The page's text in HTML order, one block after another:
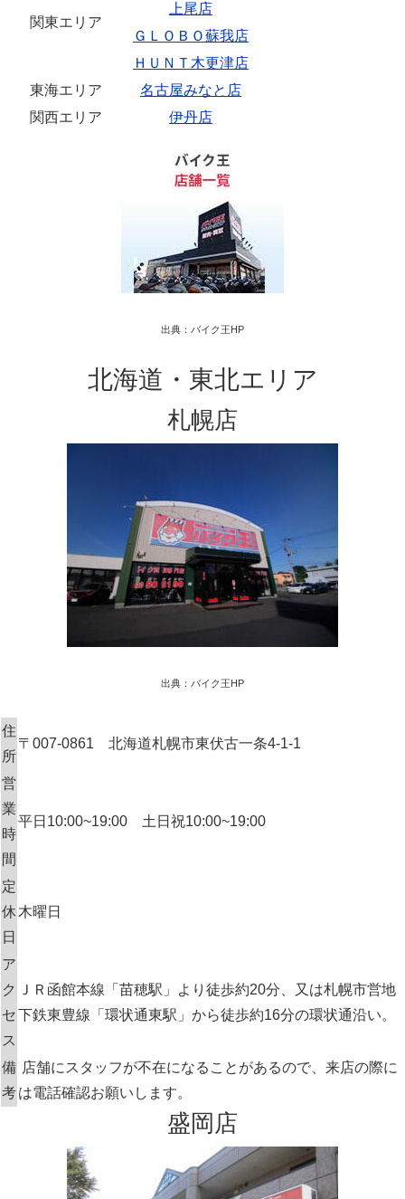
関東エリア
上尾店
ＧＬＯＢＯ蘇我店
ＨＵＮＴ木更津店
東海エリア
名古屋みなと店
関西エリア
伊丹店
出典：バイク王HP
北海道・東北エリア
札幌店
出典：バイク王HP
住
所
〒007-0861 北海道札幌市東伏古一条4-1-1
営
業
時
間
平日10:00~19:00 土日祝10:00~19:00
定
休
日
木曜日
ア
ク
セ
ス
ＪＲ函館本線「苗穂駅」より徒歩約20分、又は札幌市営地
下鉄東豊線「環状通東駅」から徒歩約16分の環状通沿い。
備
考
店舗にスタッフが不在になることがあるので、来店の際に
は電話確認お願いします。
盛岡店